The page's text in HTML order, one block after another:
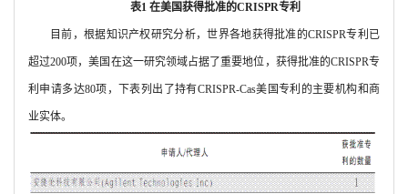
表1 在美国获得批准的CRISPR专利
目前，根据知识产权研究分析，世界各地获得批准的CRISPR专利已
超过200项，美国在这一研究领域占据了重要地位，获得批准的CRISPR专
利申请多达80项，下表列出了持有CRISPR-Cas美国专利的主要机构和商
业实体。